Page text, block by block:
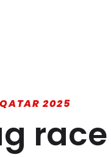
2025
race